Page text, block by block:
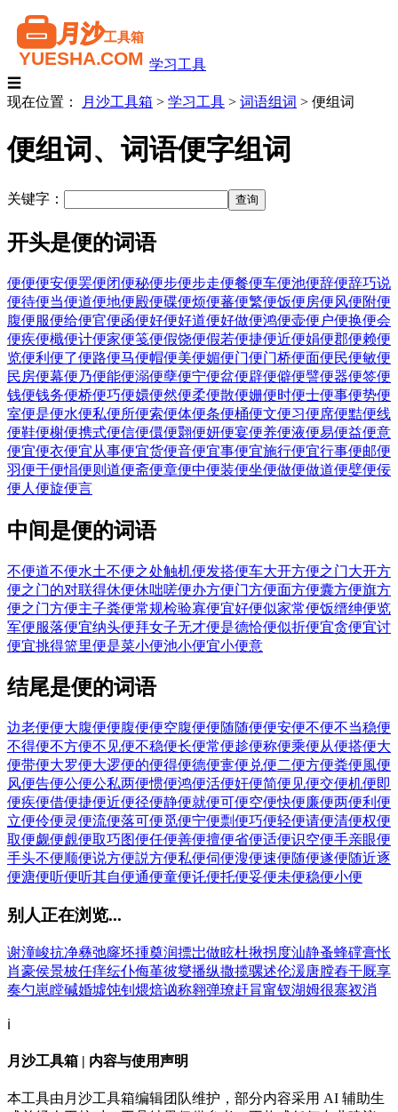
学习工具
☰
现在位置：
月沙工具箱 > 学习工具 > 词语组词 > 便组词
便组词、词语便字组词
关键字：
开头是便的词语
便便便安便罢便闭便秘便步便步走便餐便车便池便辞便辞巧说
便待便当便道便地便殿便碟便烦便蕃便繁便饭便房便风便附便
腹便服便给便官便函便好便好道便好做便鸿便壶便户便换便会
便疾便檝便计便家便笺便假饶便假若便捷便近便娟便郡便赖便
览便利 便了便路便马便帽便美便媚便门便门桥便面便民便敏便
民房便幕便乃便能便溺便孽便宁便盆便辟便僻便譬便器便签便
钱便钱务便桥便巧便嬛便然便柔便散便姗便时便士便事便势便
室便是便水便私便所便索便体便条便桶便文便习便席便黠便线
便鞋便榭便携式便信便儇便翾便妍便宴便养便液便易便益便意
便宜便衣便宜从事便宜货便音便宜事便宜施行便宜行事便邮便
羽便于便悁便则道便斋便章便中便装便坐便做便做道便嬖便佞
便人 便旋便言
中间是便的词语
不便道不便水土不便之处触机便发搭便车大开方便之门大开方
便之门的对联得休便休咄嗟便办方便门方便面方便囊方便旗方
便之门方便主子粪便常规检验寡便宜好便似家常便饭缙绅便览
军便服落便宜纳头便拜女子无才便是德恰便似折便宜贪便宜讨
便宜挑得篮里便是菜小便池小便宜小便意
结尾是便的词语
边老便便大腹便便腹便便空腹便便随随便便安便不便不当稳便
不得便不方便不见便不稳便长便常便趁便称便乘便从便搭便大
便带便大罗便大逻便的便得便德便疐便 兑便二便方便粪便風便
风便告便公便公私两便惯便鸿便活便奸便简便 见便交便机便即
便疾便借便捷便近便径便静便就便可便空便快便廉便两便利便
立便伶便灵便流便落可便觅便宁便剽便巧便轻便请便清便权便
取便觑便覰便取巧图便任便善便擅便省便适便识空便手亲眼便
手头不便顺便说方便説方便私便伺便溲便速便随便遂便随近逐
便溏便听便听其自便通便童便讬便托便妥便未便稳便小便
别人正在浏览...
谢潼峻抗净彝弛窿坯揰奠润摽岀做眩杜揪拐度汕静蚤蜂礃膏怅
肖豪侯景柀任痒纭仆侮堇彼燮播纵撒揽骡述伦湲唐膛舂干厩享
奏勺崽瞠碱婚墟饨钊 煨焙讻称翱弹璙赶肙甯钗湖姆很寨衩消
ℹ️
月沙工具箱 | 内容与使用声明
本工具由月沙工具箱编辑团队维护，部分内容采用 AI 辅助生